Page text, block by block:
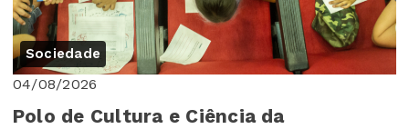
Sociedade
04/08/2026
Polo de Cultura e Ciência da